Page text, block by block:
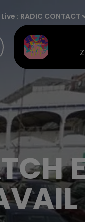
Live : RADIO CONTACT